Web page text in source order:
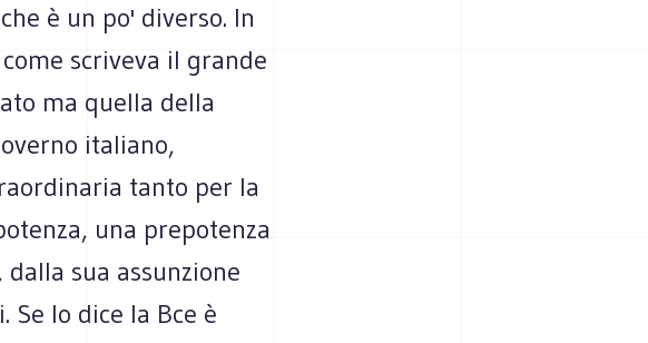
è un po' diverso. In
scriveva il grande
ma quella della
italiano,
tanto per la
una prepotenza
sua assunzione
lo dice la Bce è